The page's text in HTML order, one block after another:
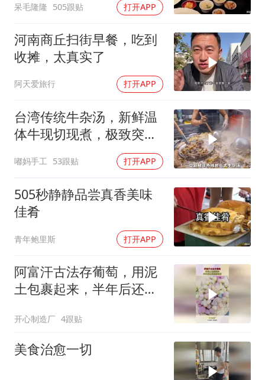
夯实基础开新局
呆毛隆隆 505跟贴 打开APP
河南商丘扫街早餐，吃到
收摊，太真实了
阿天爱旅行 打开APP
台湾传统牛杂汤，新鲜温
体牛现切现煮，极致突出
嘟妈手工 53跟贴 打开APP
505秒静静品尝真香美味
佳肴
青年鲍里斯 打开APP
阿富汗古法存葡萄，用泥
土包裹起来，半年后还是
开心制造厂 4跟贴
美食治愈一切